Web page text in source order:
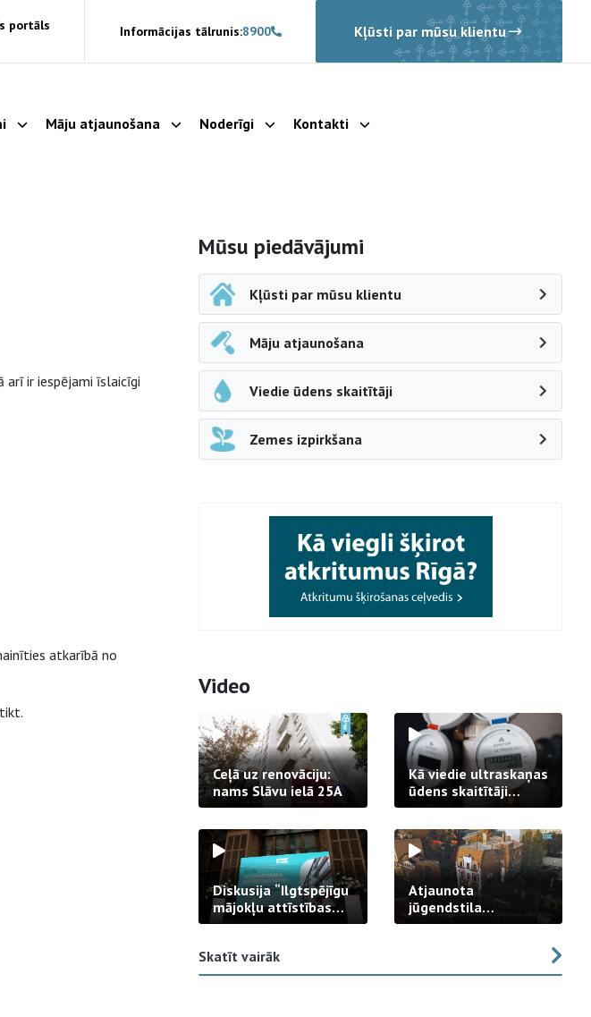
portāls Informācijas tālrunis:8900 Kļūsti par mūsu klientu
Parādīt apakšizvēlni
Māju atjaunošana Parādīt apakšizvēlni
Noderīgi Parādīt apakšizvēlni
Kontakti Parādīt apakšizvēlni
arī ir iespējami īslaicīgi
atkarībā no
Sāna navigācija
Mūsu piedāvājumi
Kļūsti par mūsu klientu
Māju atjaunošana
Viedie ūdens skaitītāji
Zemes izpirkšana
Video
Ceļā uz renovāciju:
nams Slāvu ielā 25A
Kā viedie ultraskaņas
ūdens skaitītāji
strādā praksē
Diskusija “Ilgtspējīgu
mājokļu attīstības
izaicinājums”
Atjaunota
jūgendstila
arhitektūras pērles
Skatīt vairāk